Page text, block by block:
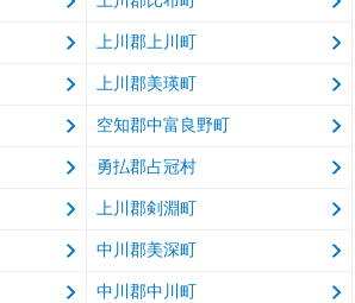
上川郡上川町
上川郡美瑛町
空知郡中富良野町
勇払郡占冠村
上川郡剣淵町
中川郡美深町
中川郡中川町